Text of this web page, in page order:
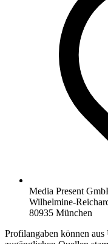
Media Present
Wilhelmine-
80935 München
Profilangaben können